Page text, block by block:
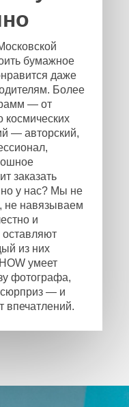
бумажное
даже
Более
— от
космических
— авторский,
заказать
у нас? Мы не
навязываем
и
из них
умеет
фотографа,
— и
впечатлений.